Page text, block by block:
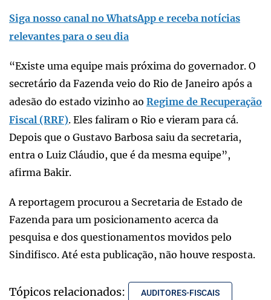
Siga nosso canal no WhatsApp e receba notícias
relevantes para o seu dia
“Existe uma equipe mais próxima do governador. O
secretário da Fazenda veio do Rio de Janeiro após a
adesão do estado vizinho ao Regime de Recuperação
Fiscal (RRF). Eles faliram o Rio e vieram para cá.
Depois que o Gustavo Barbosa saiu da secretaria,
entra o Luiz Cláudio, que é da mesma equipe”,
afirma Bakir.
A reportagem procurou a Secretaria de Estado de
Fazenda para um posicionamento acerca da
pesquisa e dos questionamentos movidos pelo
Sindifisco. Até esta publicação, não houve resposta.
Tópicos relacionados: AUDITORES-FISCAIS